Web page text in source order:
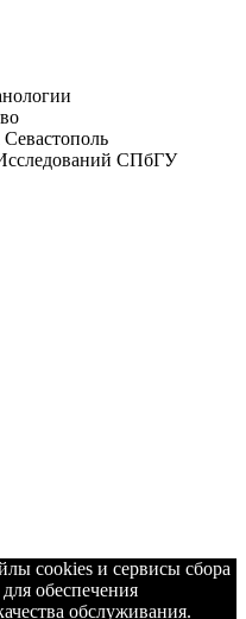
cookies и сервисы сбора
обеспечения
обслуживания.